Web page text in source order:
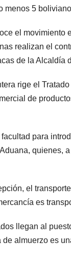
menos 5
el movimiento
realizan el
de la Alcaldía
rige el
de
para
quienes,
el
es
llegan al
almuerzo es